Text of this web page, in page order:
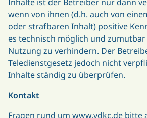
wenn von ihnen (d.h. auch von
oder strafbaren Inhalt) positive
es technisch möglich und
Nutzung zu verhindern. Der
Teledienstgesetz jedoch nicht
Inhalte ständig zu überprüfen.
Kontakt
Fragen rund um www.vdkc.de bitte